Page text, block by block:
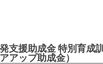
支援助成金 特別育成
アップ助成金）